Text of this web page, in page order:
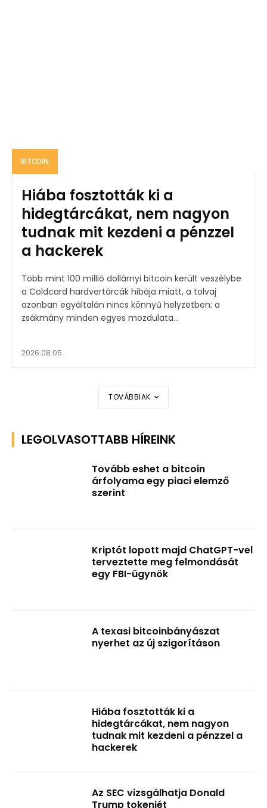
BITCOIN
Hiába fosztották ki a
hidegtárcákat, nem nagyon
tudnak mit kezdeni a pénzzel
a hackerek
Több mint 100 millió dollárnyi bitcoin került veszélybe
a Coldcard hardvertárcák hibája miatt, a tolvaj
azonban egyáltalán nincs könnyű helyzetben: a
zsákmány minden egyes mozdulata...
2026.08.05.
TOVÁBBIAK
LEGOLVASOTTABB HÍREINK
Tovább eshet a bitcoin
árfolyama egy piaci elemző
szerint
Kriptót lopott majd ChatGPT-vel
terveztette meg felmondását
egy FBI-ügynök
A texasi bitcoinbányászat
nyerhet az új szigorításon
Hiába fosztották ki a
hidegtárcákat, nem nagyon
tudnak mit kezdeni a pénzzel a
hackerek
Az SEC vizsgálhatja Donald
Trump tokenjét